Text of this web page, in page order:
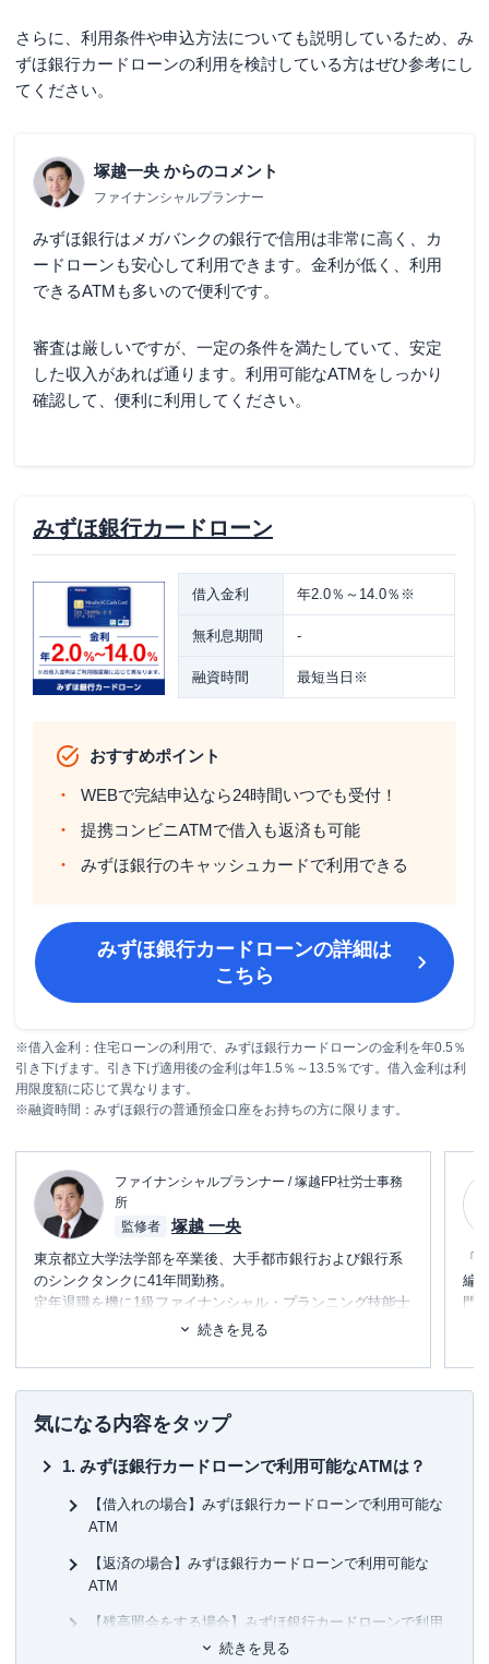
さらに、利用条件や申込方法についても説明しているため、み
ずほ銀行カードローンの利用を検討している方はぜひ参考にし
てください。
塚越一央 からのコメント
ファイナンシャルプランナー
みずほ銀行はメガバンクの銀行で信用は非常に高く、カ
ードローンも安心して利用できます。金利が低く、利用
できるATMも多いので便利です。
審査は厳しいですが、一定の条件を満たしていて、安定
した収入があれば通ります。利用可能なATMをしっかり
確認して、便利に利用してください。
みずほ銀行カードローン
借入金利 年2.0％～14.0％※
無利息期間 -
融資時間 最短当日※
おすすめポイント
WEBで完結申込なら24時間いつでも受付！
提携コンビニATMで借入も返済も可能
みずほ銀行のキャッシュカードで利用できる
みずほ銀行カードローンの詳細は
こちら
※借入金利：住宅ローンの利用で、みずほ銀行カードローンの金利を年0.5％
引き下げます。引き下げ適用後の金利は年1.5％～13.5％です。借入金利は利
用限度額に応じて異なります。
※融資時間：みずほ銀行の普通預金口座をお持ちの方に限ります。
ファイナンシャルプランナー / 塚越FP社労士事務
所
監修者
塚越 一央
東京都立大学法学部を卒業後、大手都市銀行および銀行系
のシンクタンクに41年間勤務。
定年退職を機に1級ファイナンシャル・プランニング技能士
および社会保険労務士のダブルライセンスで「塚越FP社労
日本FP協会東京支部主催の「神保町FPフォーラム」に参加
し、相続のセミナー講師および相談員を務める。
また、外部メディアへの記事執筆や監修、コンサルティン
グ業務を手掛ける。
経営理念「お客様に喜んでいただき、信頼される仕事を目
指します」
続きを見る
「
編
門
め
気になる内容をタップ
みずほ銀行カードローンで利用可能なATMは？
【借入れの場合】みずほ銀行カードローンで利用可能な
ATM
【返済の場合】みずほ銀行カードローンで利用可能な
ATM
【残高照会をする場合】みずほ銀行カードローンで利用
続きを見る